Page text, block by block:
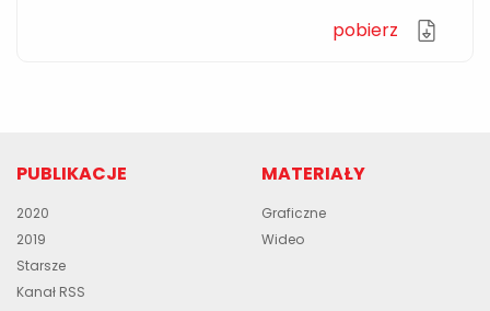
pobierz
PUBLIKACJE
2020
2019
Starsze
Kanał RSS
MATERIAŁY
Graficzne
Wideo